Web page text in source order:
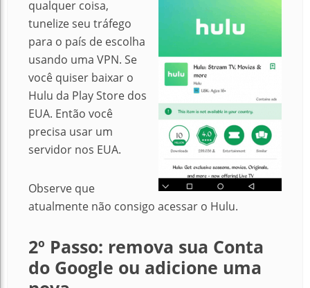
qualquer coisa,
tunelize seu tráfego
para o país de escolha
usando uma VPN. Se
você quiser baixar o
Hulu da Play Store dos
EUA. Então você
precisa usar um
servidor nos EUA.
Observe que
atualmente não consigo acessar o Hulu.
2º Passo: remova sua Conta
do Google ou adicione uma